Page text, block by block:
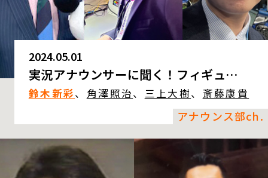
2024.05.01
実況アナウンサーに聞く！フィギュ…
鈴木新彩、 角澤照治、 三上大樹、 斎藤康貴
アナウンス部ch.